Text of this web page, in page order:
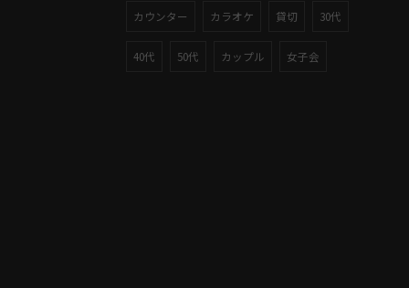
カウンター カラオケ 貸切 30代
40代 50代 カップル 女子会